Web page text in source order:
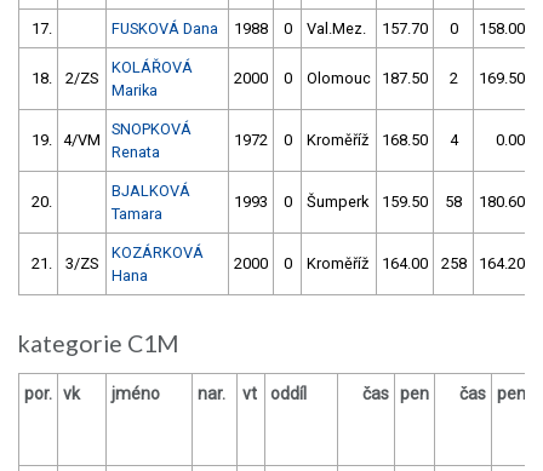
17. FUSKOVÁ Dana 1988 0 Val.Mez. 157.70 0 158.00
18. 2/ZS
KOLÁŘOVÁ
Marika
2000 0 Olomouc 187.50 2 169.50
19. 4/VM
SNOPKOVÁ
Renata
1972 0 Kroměříž 168.50 4 0.00
20.
BJALKOVÁ
Tamara
1993 0 Šumperk 159.50 58 180.60
21. 3/ZS
KOZÁRKOVÁ
Hana
2000 0 Kroměříž 164.00 258 164.20
kategorie C1M
por. vk jméno nar. vt oddíl čas pen čas pen